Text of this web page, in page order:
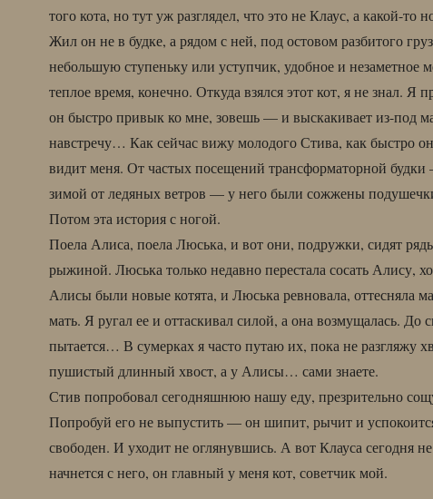
того кота, но тут уж разглядел, что это не Клаус, а какой-то
Жил он не в будке, а рядом с ней, под остовом разбитого
небольшую ступеньку или уступчик, удобное и незаметное
теплое время, конечно. Откуда взялся этот кот, я не знал. Я
он быстро привык ко мне, зовешь — и выскакивает из-под
навстречу… Как сейчас вижу молодого Стива, как быстро он
видит меня. От частых посещений трансформаторной будки
зимой от ледяных ветров — у него были сожжены
Потом эта история с ногой.
Поела Алиса, поела Люська, и вот они, подружки, сидят
рыжиной. Люська только недавно перестала сосать Алису,
Алисы были новые котята, и Люська ревновала, оттесняла
мать. Я ругал ее и оттаскивал силой, а она возмущалась. До
пытается… В сумерках я часто путаю их, пока не разгляжу
пушистый длинный хвост, а у Алисы… сами знаете.
Стив попробовал сегодняшнюю нашу еду, презрительно
Попробуй его не выпустить — он шипит, рычит и
свободен. И уходит не оглянувшись. А вот Клауса сегодня
начнется с него, он главный у меня кот, советчик мой.